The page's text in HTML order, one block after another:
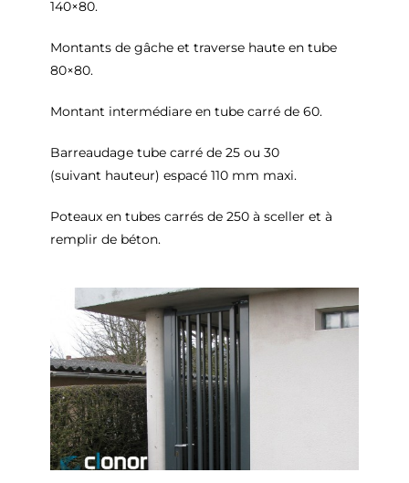
140×80.
Montants de gâche et traverse haute en tube
80×80.
Montant intermédiare en tube carré de 60.
Barreaudage tube carré de 25 ou 30
(suivant hauteur) espacé 110 mm maxi.
Poteaux en tubes carrés de 250 à sceller et à
remplir de béton.